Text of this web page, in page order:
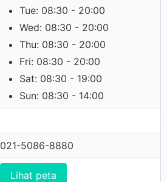
Tue: 08:30 - 20:00
Wed: 08:30 - 20:00
Thu: 08:30 - 20:00
Fri: 08:30 - 20:00
Sat: 08:30 - 19:00
Sun: 08:30 - 14:00
021-5086-8880
Lihat peta